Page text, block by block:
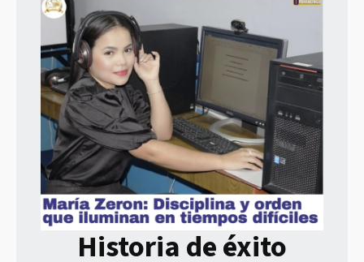
Historia de éxito